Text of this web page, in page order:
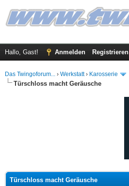
Hallo, Gast! Anmelden Registrieren
Das Twingoforum... › Werkstatt› Karosserie
Türschloss macht Geräusche
Türschloss macht Geräusche